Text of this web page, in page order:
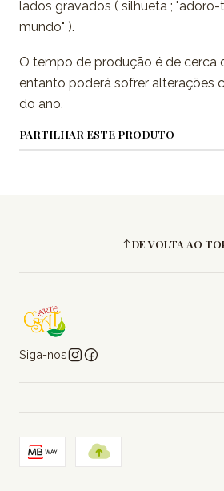
lados gravados ( silhueta ; "adoro-
mundo" ).
O tempo de produção é de cerca
entanto poderá sofrer alterações
do ano.
PARTILHAR ESTE PRODUTO
DE VOLTA AO
Siga-nos